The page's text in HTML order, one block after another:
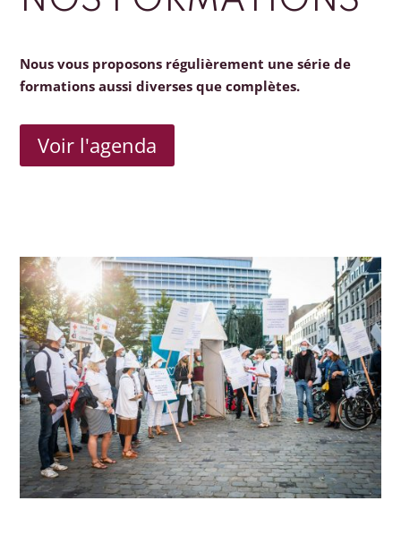
Nous vous proposons régulièrement une série de
formations aussi diverses que complètes.
Voir l'agenda